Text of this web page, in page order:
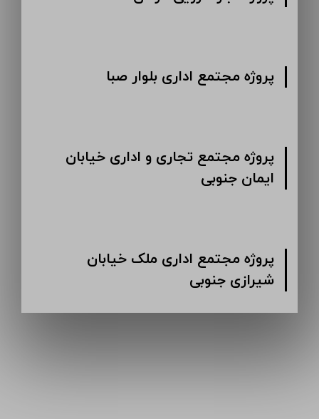
پروژه مجتمع اداری بلوار صبا
پروژه مجتمع تجاری و اداری خیابان
ایمان جنوبی
پروژه مجتمع اداری ملک خیابان
شیرازی جنوبی